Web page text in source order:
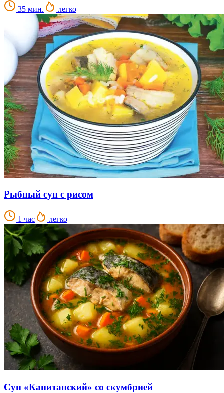
35 мин. легко
Рыбный суп с рисом
1 час легко
Суп «Капитанский» со скумбрией